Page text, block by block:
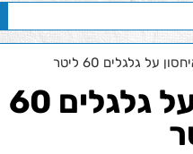
על גלגלים 60 ליטר
קופסת איחסון על גלגלים 60